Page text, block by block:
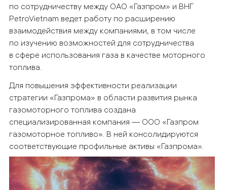
по сотрудничеству между ОАО «Газпром» и ВНГ
PetroVietnam ведет работу по расширению
взаимодействия между компаниями, в том числе
по изучению возможностей для сотрудничества
в сфере использования газа в качестве моторного
топлива.
Для повышения эффективности реализации
стратегии «Газпрома» в области развития рынка
газомоторного топлива создана
специализированная компания — ООО «Газпром
газомоторное топливо». В ней консолидируются
соответствующие профильные активы «Газпрома».